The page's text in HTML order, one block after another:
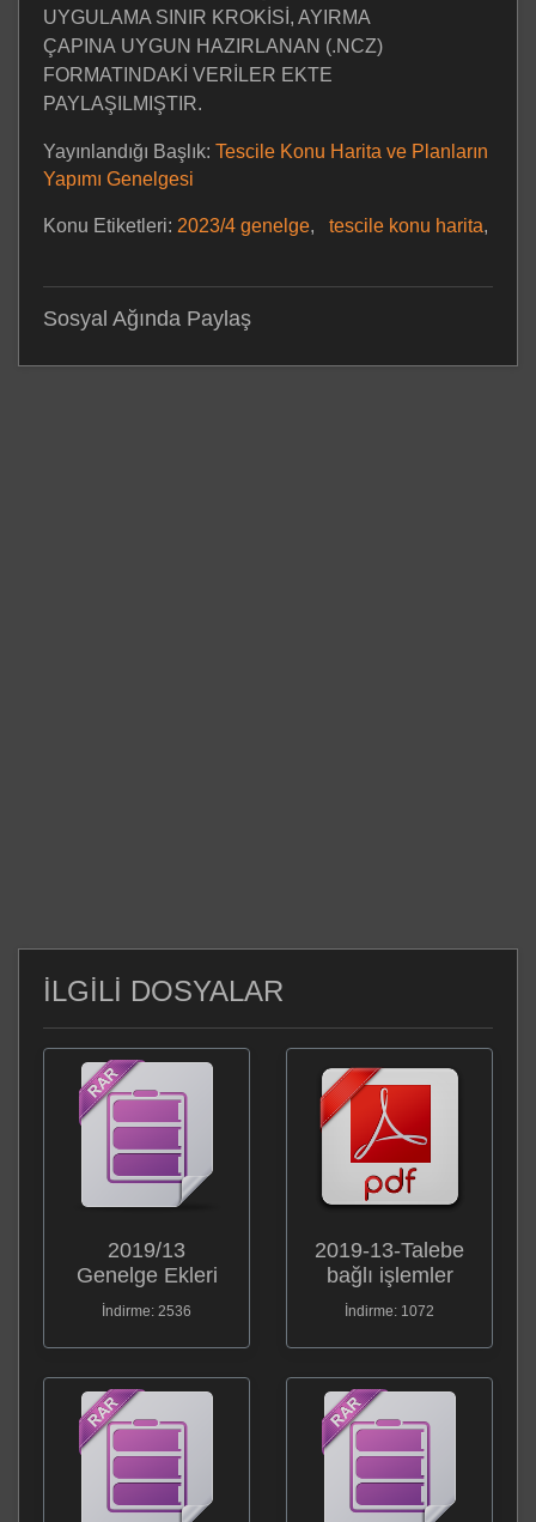
UYGULAMA SINIR KROKİSİ, AYIRMA
ÇAPINA UYGUN HAZIRLANAN (.NCZ)
FORMATINDAKİ VERİLER EKTE
PAYLAŞILMIŞTIR.
Yayınlandığı Başlık: Tescile Konu Harita ve Planların
Yapımı Genelgesi
Konu Etiketleri: 2023/4 genelge, tescile konu harita,
Sosyal Ağında Paylaş
İLGİLİ DOSYALAR
2019/13
Genelge Ekleri
İndirme: 2536
2019-13-Talebe
bağlı işlemler
İndirme: 1072